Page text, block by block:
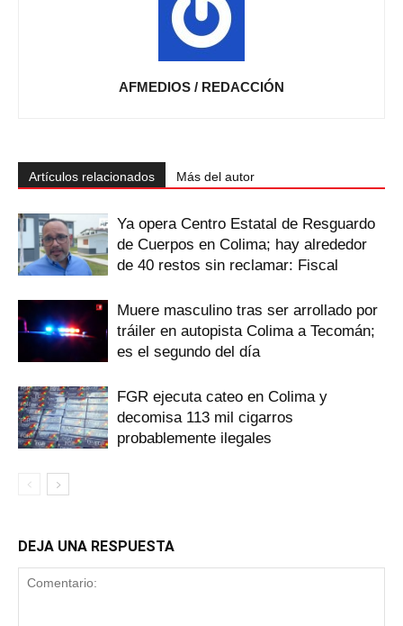
AFMEDIOS / REDACCIÓN
Artículos relacionados Más del autor
Ya opera Centro Estatal de Resguardo
de Cuerpos en Colima; hay alrededor
de 40 restos sin reclamar: Fiscal
Muere masculino tras ser arrollado por
tráiler en autopista Colima a Tecomán;
es el segundo del día
FGR ejecuta cateo en Colima y
decomisa 113 mil cigarros
probablemente ilegales
DEJA UNA RESPUESTA